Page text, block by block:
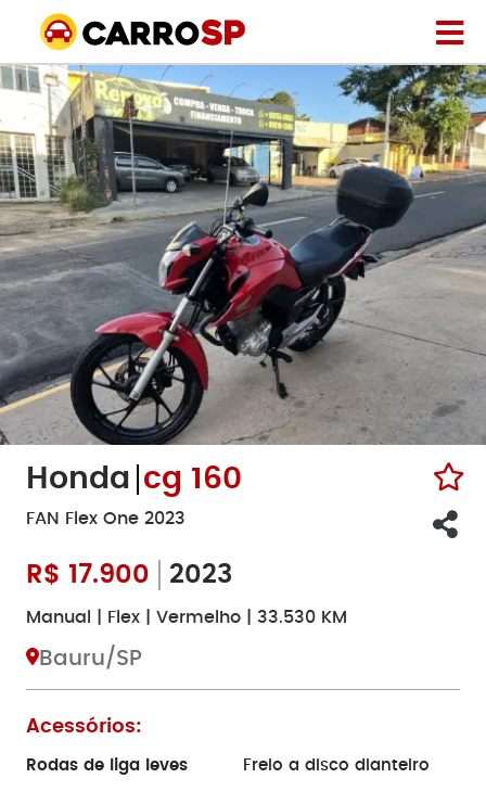
Honda cg 160
FAN Flex One 2023
R$ 17.900 2023
Manual | Flex | Vermelho | 33.530 KM
Bauru/SP
Acessórios:
Rodas de liga leves Freio a disco dianteiro